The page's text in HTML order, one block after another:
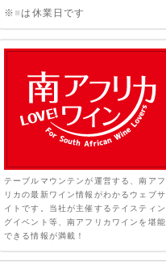
※ ■ は休業日です
テーブルマウンテンが運営する、南アフ
リカの最新ワイン情報がわかるウェブサ
イトです。当社が主催するテイスティン
グイベント等、南アフリカワインを堪能
できる情報が満載！